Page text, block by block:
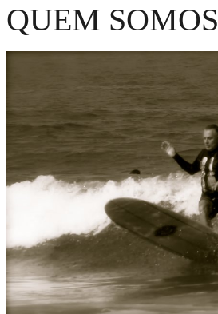
QUEM SOMOS